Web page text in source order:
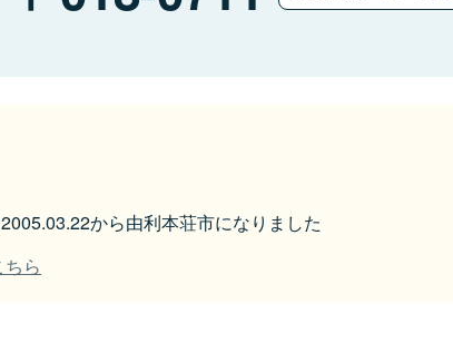
から由利本荘市になりました
ら